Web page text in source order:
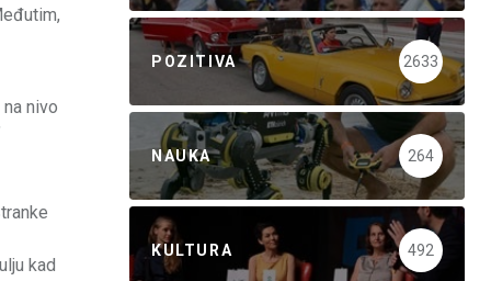
nivo
kad
POZITIVA 2633
NAUKA 264
KULTURA 492